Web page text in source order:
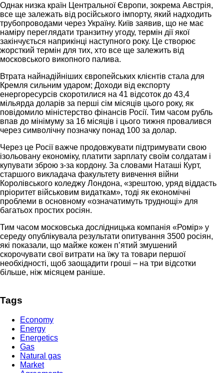
Однак низка країн Центральної Європи, зокрема Австрія,
все ще залежать від російського імпорту, який надходить
трубопроводами через Україну. Київ заявив, що не має
наміру переглядати транзитну угоду, термін дії якої
закінчується наприкінці наступного року. Це створює
жорсткий термін для тих, хто все ще залежить від
московського викопного палива.
Втрата найнадійніших європейських клієнтів стала для
Кремля сильним ударом; Доходи від експорту
енергоресурсів скоротилися на 41 відсоток до 43,4
мільярда доларів за перші сім місяців цього року, як
повідомило міністерство фінансів Росії. Тим часом рубль
впав до мінімуму за 16 місяців і цього тижня провалився
через символічну позначку понад 100 за долар.
Через це Росії важче продовжувати підтримувати свою
ізольовану економіку, платити зарплату своїм солдатам і
купувати зброю з-за кордону. За словами Наташі Курт,
старшого викладача факультету вивчення війни
Королівського коледжу Лондона, «зрештою, уряд віддасть
пріоритет військовим видаткам», тоді як економічні
проблеми в основному «означатимуть труднощі» для
багатьох простих росіян.
Тим часом московська дослідницька компанія «Ромір» у
середу опублікувала результати опитування 3500 росіян,
які показали, що майже кожен п’ятий змушений
скорочувати свої витрати на їжу та товари першої
необхідності, щоб заощадити гроші – на три відсотки
більше, ніж місяцем раніше.
Tags
Economy
Energy
Energetics
Gas
Natural gas
Market